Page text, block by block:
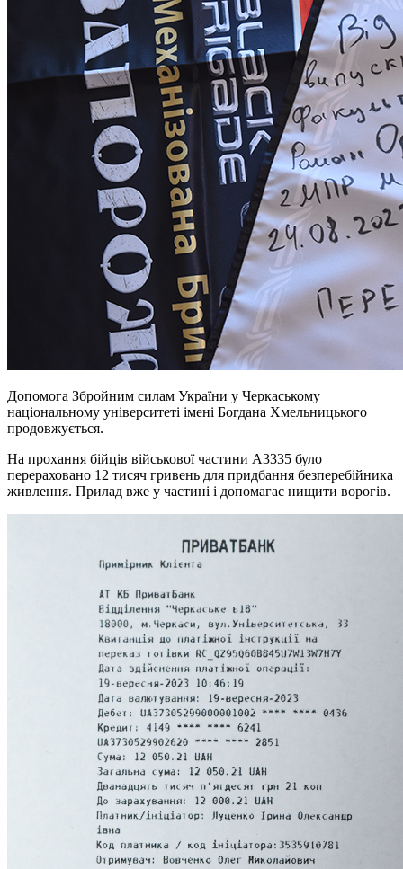
Допомога Збройним силам України у Черкаському
національному університеті імені Богдана Хмельницького
продовжується.
На прохання бійців військової частини А3335 було
перераховано 12 тисяч гривень для придбання безперебійника
живлення. Прилад вже у частині і допомагає нищити ворогів.